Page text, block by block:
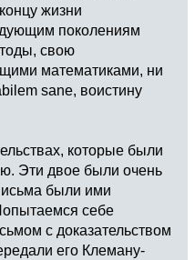
жизни
поколениям
свою
математиками, ни
sane, воистину
которые были
Эти двое были очень
были ими
себе
с доказательством
его Клеману-